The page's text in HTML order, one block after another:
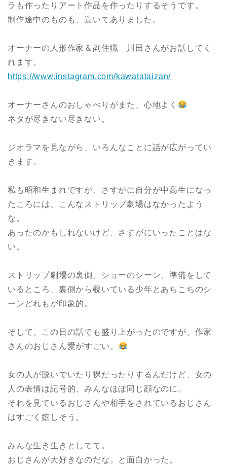
ラも作ったりアート作品を作ったりするそうです。
制作途中のものも、置いてありました。
オーナーの人形作家＆副住職 川田さんがお話してく
れます。
https://www.instagram.com/kawatataizan/
オーナーさんのおしゃべりがまた、心地よく
ネタが尽きない尽きない。
ジオラマを見ながら、いろんなことに話が広がってい
きます。
私も昭和生まれですが、さすがに自分が中高生になっ
たころには、こんなストリップ劇場はなかったよう
な。
あったのかもしれないけど、さすがにいったことはな
い。
ストリップ劇場の裏側、ショーのシーン、準備をして
いるところ、裏側から覗いている少年とあちこちのシ
ーンどれもが印象的。
そして、この日の話でも盛り上がったのですが、作家
さんのおじさん愛がすごい。
女の人が脱いでいたり裸だったりするんだけど、女の
人の表情は記号的、みんなほぼ同じ顔なのに。
それを見ているおじさんや相手をされているおじさん
はすごく嬉しそう。
みんな生き生きとしてて。
おじさんが大好きなのだな。と面白かった。